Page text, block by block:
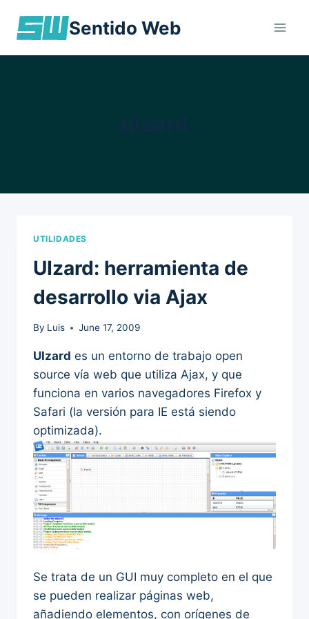
Sentido Web
UTILIDADES
UIzard: herramienta de
desarrollo via Ajax
By Luis June 17, 2009
UIzard es un entorno de trabajo open
source vía web que utiliza Ajax, y que
funciona en varios navegadores Firefox y
Safari (la versión para IE está siendo
optimizada).
Se trata de un GUI muy completo en el que
se pueden realizar páginas web,
añadiendo elementos, con orígenes de